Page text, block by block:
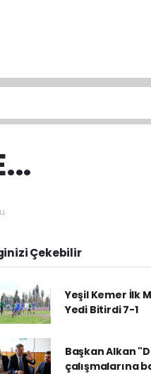
Çekebilir
Yeşil Kemer İlk
Yedi Bitirdi 7-1
Başkan Alkan
çalışmalarına